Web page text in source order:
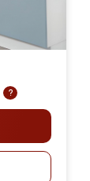
?